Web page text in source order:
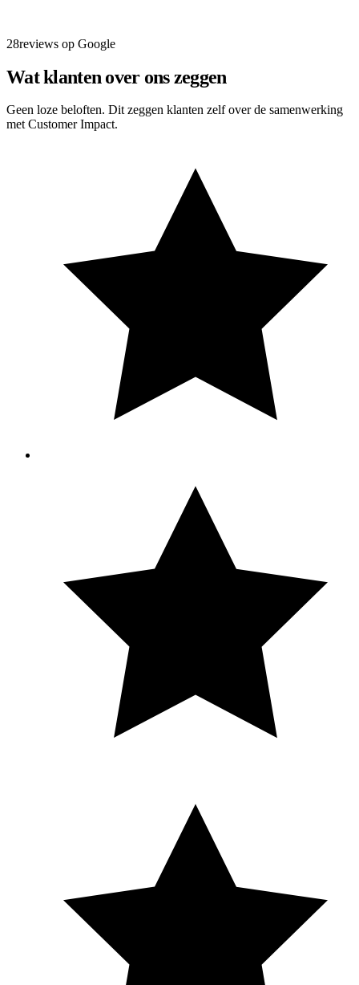
28reviews op Google
Wat klanten over ons zeggen
Geen loze beloften. Dit zeggen klanten zelf over de samenwerking
met Customer Impact.